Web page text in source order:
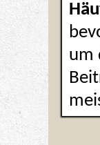
um